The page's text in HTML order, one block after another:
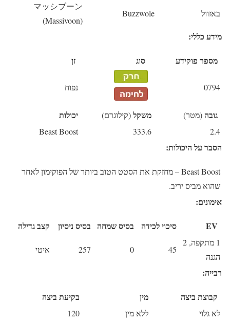
באזוול Buzzwole
マッシブーン
(Massivoon)
מידע כללי:
מספר פוקידע סוג זן
0794 נפוח
גובה(מטר) משקל(קילוגרם) יכולות
2.4
333.6
Beast Boost
הסבר על היכולות:
Beast Boost– מחזקת את הסטט הטוב ביותר של הפוקימון לאחר
שהוא מביס יריב.
אימונים:
EV סיכוי לכידה בסיס שמחה בסיס ניסיון קצב גדילה
1 מתקפה, 2
הגנה
45
0
257 איטי
רבייה:
קבוצת ביצה מין בקיעת ביצה
לא גלוי ללא מין 120